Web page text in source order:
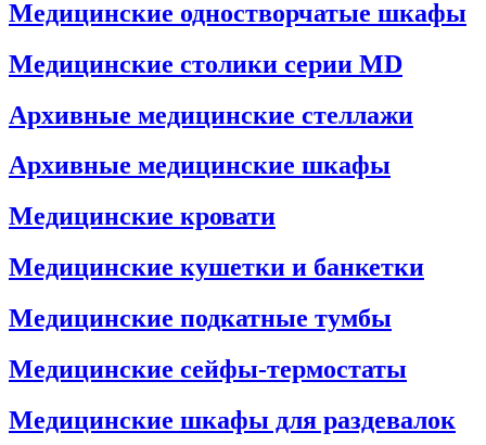
Медицинские одностворчатые шкафы
Медицинские столики серии MD
Архивные медицинские стеллажи
Архивные медицинские шкафы
Медицинские кровати
Медицинские кушетки и банкетки
Медицинские подкатные тумбы
Медицинские сейфы-термостаты
Медицинские шкафы для раздевалок